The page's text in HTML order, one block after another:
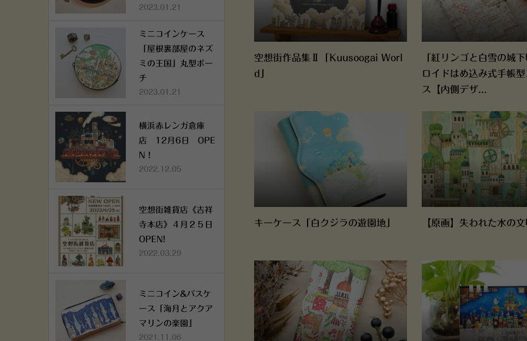
空想街作品集Ⅱ「Kuusoogai Worl
d」
「紅リンゴと白雪の城
ロイドはめ込み式手帳
ス【内側デザ...
キーケース「白クジラの遊園地」 【原画】失われた水の
2023.01.21
ミニコインケース
「屋根裏部屋のネズ
ミの王国」丸型ポー
チ
2023.01.21
横浜赤レンガ倉庫
店 12月6日 OPE
N！
2022.12.05
空想街雑貨店《吉祥
寺本店》４月２５日
OPEN!
2022.03.29
ミニコイン&パスケ
ース「海月とアクア
マリンの楽園」
2021.11.06